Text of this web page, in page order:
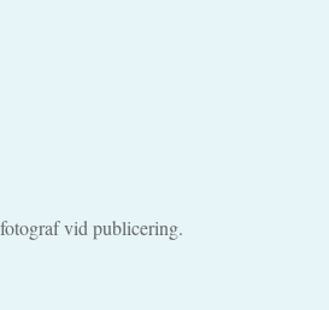
vid publicering.